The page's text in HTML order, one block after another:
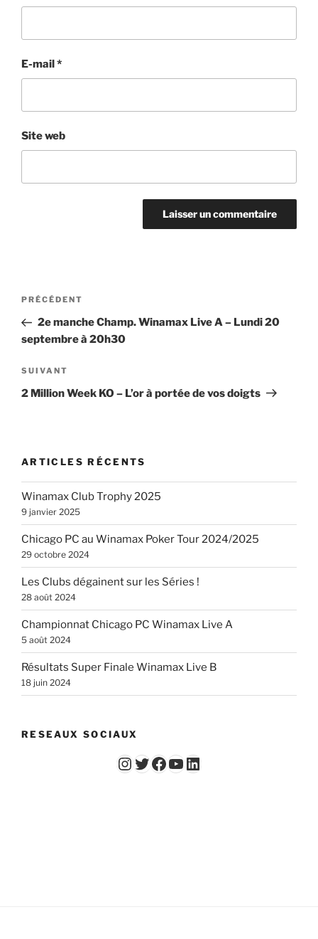
E-mail*
Site web
Navigation
l’article
Article
précédent
PRÉCÉDENT
2e manche Champ. Winamax Live A – Lundi 20
septembre à 20h30
Article
suivant
SUIVANT
2 Million Week KO – L’or à portée de vos doigts
ARTICLES RÉCENTS
Winamax Club Trophy 2025
9 janvier 2025
Chicago PC au Winamax Poker Tour 2024/2025
29 octobre 2024
Les Clubs dégainent sur les Séries !
28 août 2024
Championnat Chicago PC Winamax Live A
5 août 2024
Résultats Super Finale Winamax Live B
18 juin 2024
RESEAUX SOCIAUX
Instagram
Twitter
Facebook
YouTube - Vidéos du Chicago Poker ClubLinkedIn